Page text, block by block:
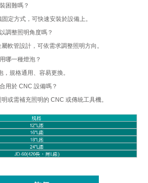
困難嗎？
定方式，可快速安裝於設備上。
調整照明角度嗎？
軟管設計，可依需求調整照明方向。
哪一種燈泡？
規格通用、容易更換。
用於 CNC 設備嗎？
或需補充照明的 CNC 或傳統工具機。